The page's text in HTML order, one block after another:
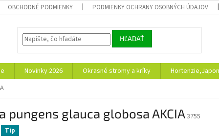
OBCHODNÉ PODMIENKY PODMIENKY OCHRANY OSOBNÝCH ÚDAJOV
HĽADAŤ
Novinky 2026 Okrasné stromy a kríky
pungens glauca globosa AKCIA3755
Tip